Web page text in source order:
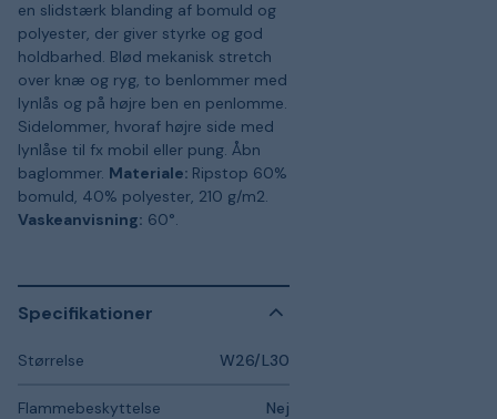
en slidstærk blanding af bomuld og
polyester, der giver styrke og god
holdbarhed. Blød mekanisk stretch
over knæ og ryg, to benlommer med
lynlås og på højre ben en penlomme.
Sidelommer, hvoraf højre side med
lynlåse til fx mobil eller pung. Åbn
baglommer. Materiale: Ripstop 60%
bomuld, 40% polyester, 210 g/m2.
Vaskeanvisning: 60°.
Specifikationer
Størrelse W26/L30
Flammebeskyttelse Nej